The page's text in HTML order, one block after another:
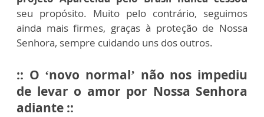
seu propósito. Muito pelo contrário, seguimos
ainda mais firmes, graças à proteção de Nossa
Senhora, sempre cuidando uns dos outros.
:: O ‘novo normal’ não nos impediu
de levar o amor por Nossa Senhora
adiante ::